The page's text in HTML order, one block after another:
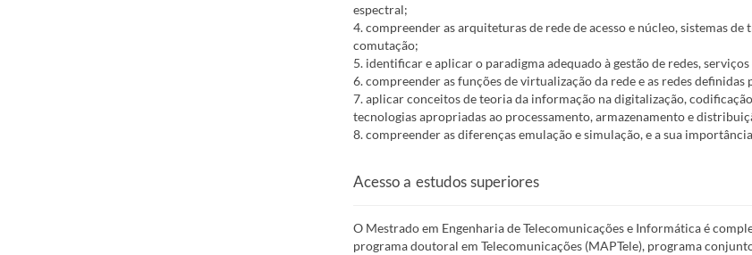
espectral;
4. compreender as arquiteturas de rede de acesso e núcleo, sistemas
comutação;
5. identificar e aplicar o paradigma adequado à gestão de redes,
6. compreender as funções de virtualização da rede e as redes definidas
7. aplicar conceitos de teoria da informação na digitalização,
tecnologias apropriadas ao processamento, armazenamento e
8. compreender as diferenças emulação e simulação, e a sua
Acesso a estudos superiores
O Mestrado em Engenharia de Telecomunicações e Informática é
programa doutoral em Telecomunicações (MAPTele), programa